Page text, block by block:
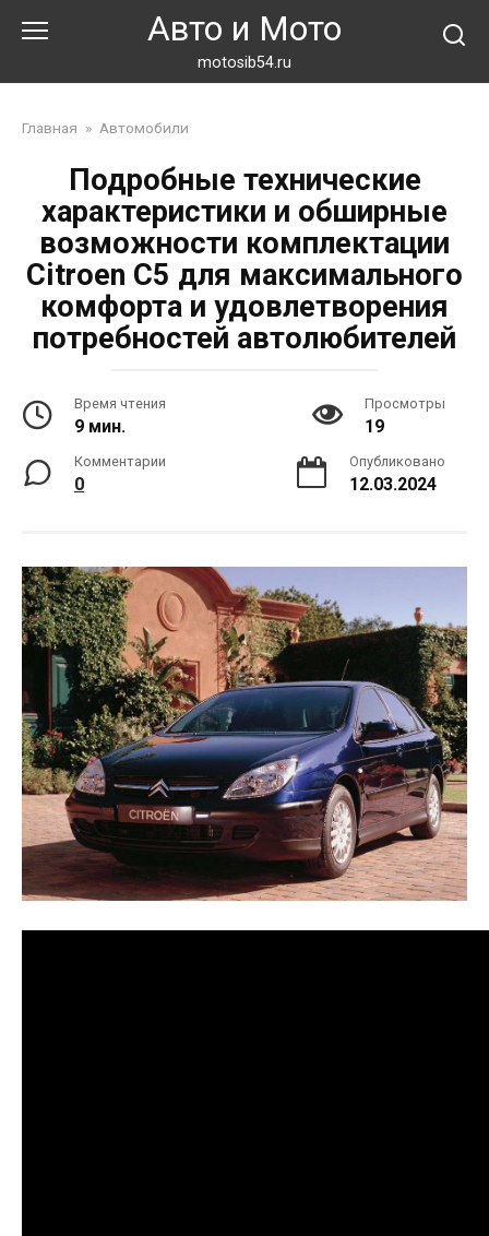
Авто и Мото
motosib54.ru
Главная » Автомобили
Подробные технические
характеристики и обширные
возможности комплектации
Citroen C5 для максимального
комфорта и удовлетворения
потребностей автолюбителей
Время чтения
9 мин.
Просмотры
19
Комментарии
0
Опубликовано
12.03.2024